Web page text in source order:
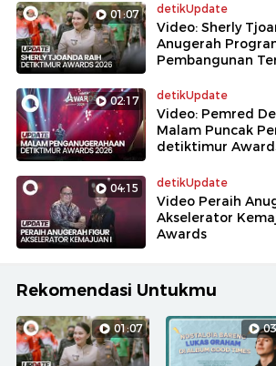
01:07 detikUpdate
Video: Sherly
Anugerah
Pembangunan
02:17 detikUpdate
Video: Pemred
Malam Puncak
detiktimur
04:15 detikUpdate
Video Peraih
Akselerator
Awards
Rekomendasi Untukmu
01:07